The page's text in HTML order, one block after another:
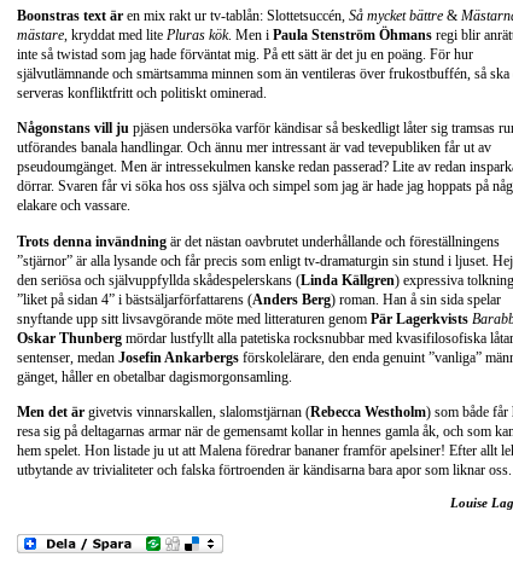
Boonstras text är en mix rakt ur tv-tablån: Slottetsuccén, Så mycket bättre &
mästare , kryddat med lite Pluras kök. Men i Paula Stenström Öhmans regi blir
inte så twistad som jag hade förväntat mig. På ett sätt är det ju en poäng. För hur
självutlämnande och smärtsamma minnen som än ventileras över frukostbuffén, så ska
serveras konfliktfritt och politiskt ominerad.
Någonstans vill ju pjäsen undersöka varför kändisar så beskedligt låter sig tramsas
utförandes banala handlingar. Och ännu mer intressant är vad tevepubliken får ut av
pseudoumgänget. Men är intressekulmen kanske redan passerad? Lite av redan
dörrar. Svaren får vi söka hos oss själva och simpel som jag är hade jag hoppats på
elakare och vassare.
Trots denna invändning är det nästan oavbrutet underhållande och föreställningens
”stjärnor” är alla lysande och får precis som enligt tv-dramaturgin sin stund i ljuset.
den seriösa och självuppfyllda skådespelerskans (Linda Källgren) expressiva
”liket på sidan 4” i bästsäljarförfattarens (Anders Berg) roman. Han å sin sida spelar
snyftande upp sitt livsavgörande möte med litteraturen genom Pär Lagerkvists
Oskar Thunberg mördar lustfyllt alla patetiska rocksnubbar med kvasifilosofiska
sentenser, medan Josefin Ankarbergs förskolelärare, den enda genuint ”vanliga”
gänget, håller en obetalbar dagismorgonsamling.
Men det är givetvis vinnarskallen, slalomstjärnan (Rebecca Westholm) som både får
resa sig på deltagarnas armar när de gemensamt kollar in hennes gamla åk, och som
hem spelet. Hon listade ju ut att Malena föredrar bananer framför apelsiner! Efter allt
utbytande av trivialiteter och falska förtroenden är kändisarna bara apor som liknar oss.
Louise